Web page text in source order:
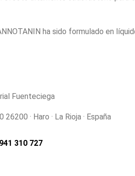
ha sido formulado en
Fuenteciega
· Haro · La Rioja · España
310 727